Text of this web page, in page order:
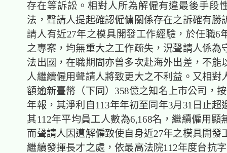
存在等訴訟。相對人所為解僱有違最後手段
法，聲請人提起確認僱傭關係存在之訴確有勝
請人有近27年之模具開發工作經驗，於任職6
之專案，均無重大之工作疏失，況聲請人係為
法出國，在職期間亦曾多次赴海外出差，不能
人繼續僱用聲請人將致更大之不利益。又相對
額逾新臺幣（下同）358億之知名上市公司，
年報，其淨利自113年年初至同年3月31日止超
其112年平均員工人數為6,168名，繼續僱用顯
而聲請人因遭解僱致使自身近27年之模具開發
繼續發揮長才之處，依最高法院112年度台抗